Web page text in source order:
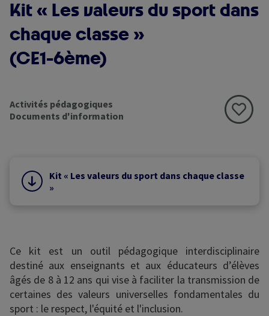
Kit « Les valeurs du sport dans
chaque classe »
(CE1-6ème)
Activités pédagogiques
Documents d'information
Kit « Les valeurs du sport dans chaque classe
»
Ce kit est un outil pédagogique interdisciplinaire
destiné aux enseignants et aux éducateurs d’élèves
âgés de 8 à 12 ans qui vise à faciliter la transmission de
certaines des valeurs universelles fondamentales du
sport : le respect, l'équité et l'inclusion.